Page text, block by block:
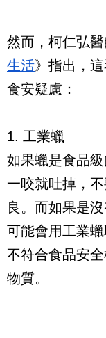
然而，柯仁弘
生活》指出，
食安疑慮：
1. 工業蠟
如果蠟是食品
一咬就吐掉，
良。而如果是
可能會用工業
不符合食品安
物質。